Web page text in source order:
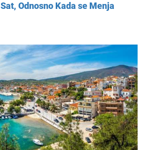
Odnosno Kada se Menja